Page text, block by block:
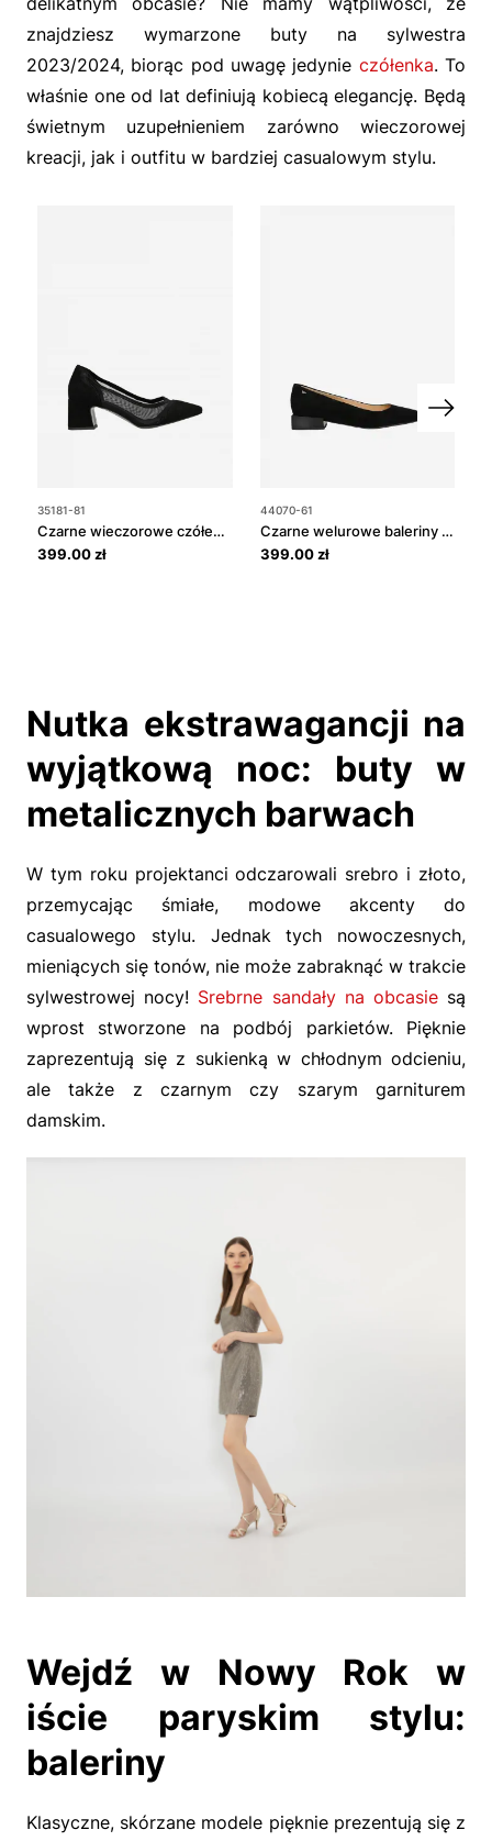
znajdziesz wymarzone buty na sylwestra
2023/2024, biorąc pod uwagę jedynie czółenka. To
właśnie one od lat definiują kobiecą elegancję. Będą
świetnym uzupełnieniem zarówno wieczorowej
kreacji, jak i outfitu w bardziej casualowym stylu.
35181-81
Czarne wieczorowe czółenka z siateczką
399.00 zł
44070-61
Czarne welurowe baleriny na obcasie
399.00 zł
Nutka ekstrawagancji na
wyjątkową noc: buty w
metalicznych barwach
W tym roku projektanci odczarowali srebro i złoto,
przemycając śmiałe, modowe akcenty do
casualowego stylu. Jednak tych nowoczesnych,
mieniących się tonów, nie może zabraknąć w trakcie
sylwestrowej nocy! Srebrne sandały na obcasiesą
wprost stworzone na podbój parkietów. Pięknie
zaprezentują się z sukienką w chłodnym odcieniu,
ale także z czarnym czy szarym garniturem
damskim.
Wejdź w Nowy Rok w
iście paryskim stylu:
baleriny
Klasyczne, skórzane modele pięknie prezentują się z